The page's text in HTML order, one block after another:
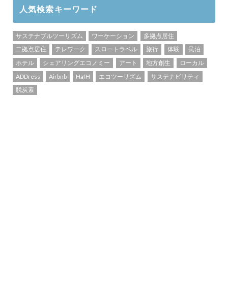
人気検索キーワード
サステナブルツーリズム ワーケーション
多拠点居住
二拠点居住
テレワーク スロートラベル 旅行 体験
民泊
ホテル
シェアリングエコノミー アート 地方創生
ローカル
ADDress
Airbnb HafH エコツーリズム
サステナビリティ
脱炭素